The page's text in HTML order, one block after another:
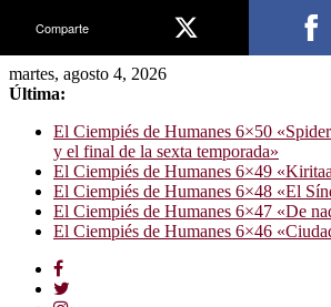
martes, agosto 4, 2026
Última:
El Ciempiés de Humanes 6×50
y el final de la sexta temporada»
El Ciempiés de Humanes 6×49
El Ciempiés de Humanes 6×48 «El
El Ciempiés de Humanes 6×47 «De
El Ciempiés de Humanes 6×46
Comparte